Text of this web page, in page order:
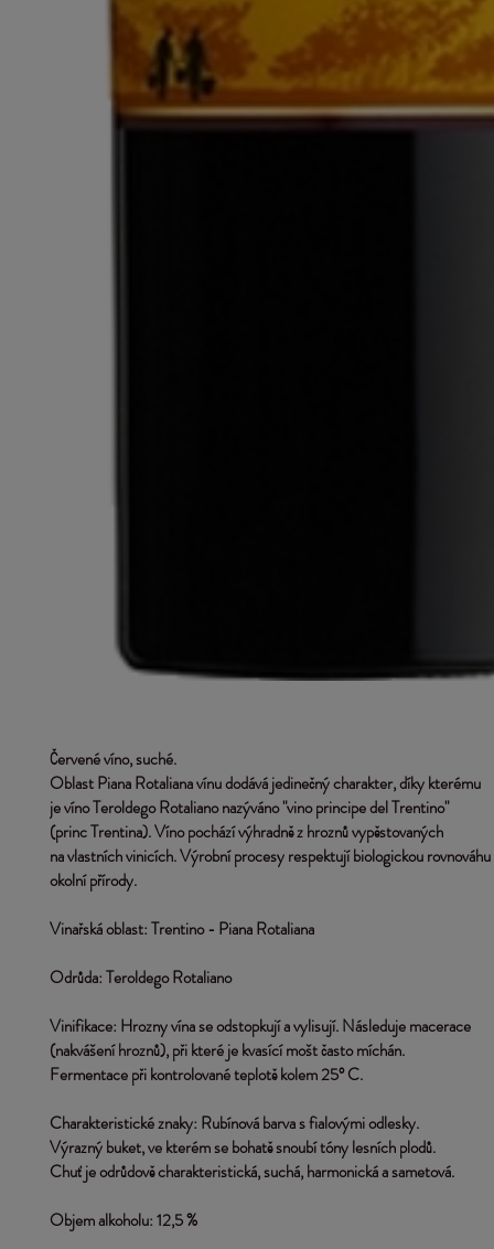
Červené víno, suché.
Oblast Piana Rotaliana vínu dodává jedinečný charakter, díky kterému
je víno Teroldego Rotaliano nazýváno "vino principe del Trentino"
(princ Trentina). Víno pochází výhradně z hroznů vypěstovaných
na vlastních vinicích. Výrobní procesy respektují biologickou rovnováhu
okolní přírody.
Vinařská oblast: Trentino - Piana Rotaliana
Odrůda: Teroldego Rotaliano
Vinifikace: Hrozny vína se odstopkují a vylisují. Následuje macerace
(nakvášení hroznů), při které je kvasící mošt často míchán.
Fermentace při kontrolované teplotě kolem 25° C.
Charakteristické znaky: Rubínová barva s fialovými odlesky.
Výrazný buket, ve kterém se bohatě snoubí tóny lesních plodů.
Chuť je odrůdově charakteristická, suchá, harmonická a sametová.
Objem alkoholu: 12,5 %